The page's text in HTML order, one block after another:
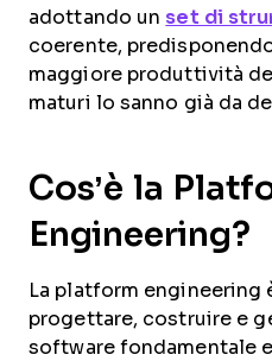
adottando un set di
coerente,
maggiore produttività
maturi lo sanno già da
Cos’è la
Engineering?
La platform engineering
progettare, costruire e
software fondamentale